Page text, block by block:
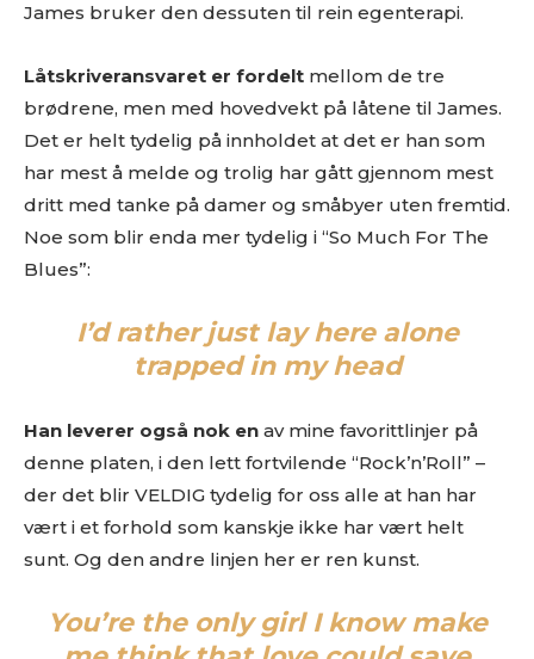
James bruker den dessuten til rein egenterapi.
Låtskriveransvaret er fordelt mellom de tre
brødrene, men med hovedvekt på låtene til James.
Det er helt tydelig på innholdet at det er han som
har mest å melde og trolig har gått gjennom mest
dritt med tanke på damer og småbyer uten fremtid.
Noe som blir enda mer tydelig i “So Much For The
Blues”:
I’d rather just lay here alone
trapped in my head
Han leverer også nok en av mine favorittlinjer på
denne platen, i den lett fortvilende “Rock’n’Roll” –
der det blir VELDIG tydelig for oss alle at han har
vært i et forhold som kanskje ikke har vært helt
sunt. Og den andre linjen her er ren kunst.
You’re the only girl I know make